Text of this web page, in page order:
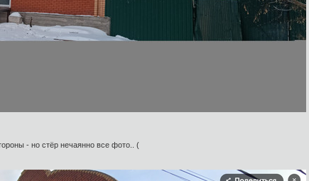
- но стёр нечаянно все фото.. (